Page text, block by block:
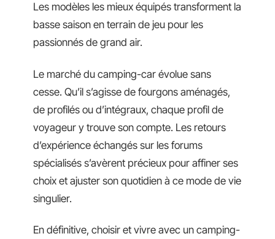
Les modèles les mieux équipés transforment la
basse saison en terrain de jeu pour les
passionnés de grand air.
Le marché du camping-car évolue sans
cesse. Qu’il s’agisse de fourgons aménagés,
de profilés ou d’intégraux, chaque profil de
voyageur y trouve son compte. Les retours
d’expérience échangés sur les forums
spécialisés s’avèrent précieux pour affiner ses
choix et ajuster son quotidien à ce mode de vie
singulier.
En définitive, choisir et vivre avec un camping-